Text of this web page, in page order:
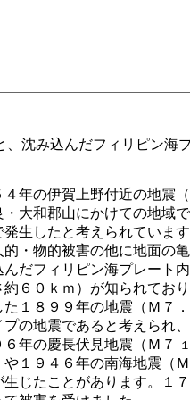
沈み込んだフィリピン海
年の伊賀上野付近の地震（
・大和郡山にかけての地域
発生したと考えられていま
的・物的被害の他に地面の
だフィリピン海プレート
約６０ｋｍ）が知られてお
た１８９９年の地震（Ｍ７
プの地震であると考えられ
年の慶長伏見地震（Ｍ７
や１９４６年の南海地震（
生じたことがあります。１